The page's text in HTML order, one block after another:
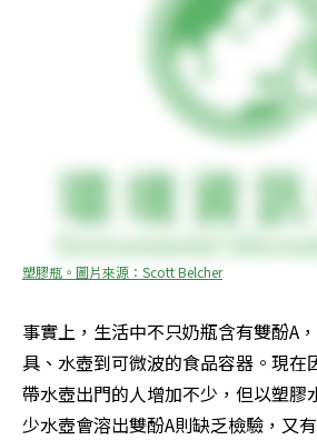
塑膠瓶。圖片來源：Scott Belcher
事實上，生活中不只奶瓶含有雙酚A
具、水壺到可微波的食品容器。現在
帶水壺出門的人增加不少，但以塑膠
少水壺會溶出雙酚A則缺乏檢驗，又